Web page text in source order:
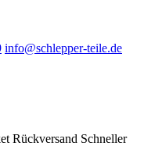
info@schlepper-teile.de
Rückversand Schneller